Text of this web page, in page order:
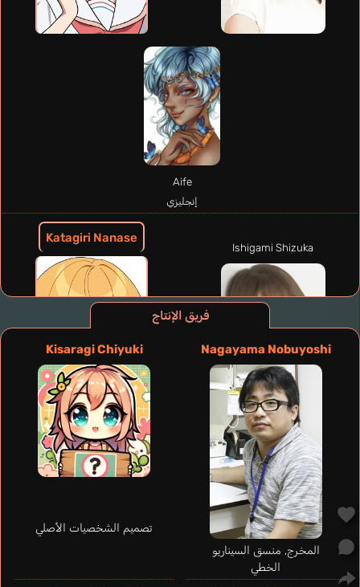
فريق الإنتاج
Nagayama Nobuyoshi
المخرج, منسق السيناريو
الخطي
Kisaragi Chiyuki
تصميم الشخصيات الأصلي
Aife
إنجليزي
Katagiri Nanase
Ishigami Shizuka